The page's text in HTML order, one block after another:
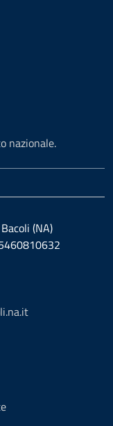
nazionale.
(NA)